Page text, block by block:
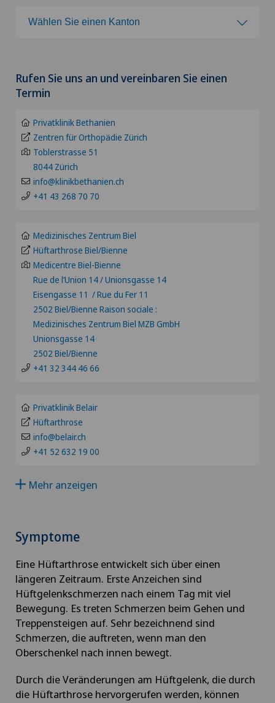
Akromioplastik
Akupunktur
Akutgeriatrie
Allergologie und Immunologie
Allgemeine Chirurgie
Allgemeine Innere Medizin
Alter G
Alterspsychiatrie
Alterssichtigkeit (Presbyopie)
Andrologie
Angiologie
Aortenchirurgie
Arthrose
Ästhetische Medizin
Augenchirurgie
Clinica Sant'Anna
Clinique Générale Ste-Anne
Hôpital de Moutier
Internationale Patienten
Privatklinik Belair
Privatklinik Bethanien
Privatklinik Lindberg
Privatklinik Obach
Privatklinik Siloah
Privatklinik Villa im Park
Spital Zofingen
Wählen Sie einen Kanton
ZH
BE
LU
AG
SH
BS
SO
FR
TI
GR
VS
NE
Rufen Sie uns an und vereinbaren Sie einen
Termin
Privatklinik Bethanien
Zentren für Orthopädie Zürich
Toblerstrasse 51
8044 Zürich
info@klinikbethanien.ch
+41 43 268 70 70
Medizinisches Zentrum Biel
Hüftarthrose Biel/Bienne
Medicentre Biel-Bienne
Rue de l’Union 14 / Unionsgasse 14
Eisengasse 11 / Rue du Fer 11
2502 Biel/Bienne Raison sociale :
Medizinisches Zentrum Biel MZB GmbH
Unionsgasse 14
2502 Biel/Bienne
+41 32 344 46 66
Privatklinik Belair
Hüftarthrose
info@belair.ch
+41 52 632 19 00
Mehr anzeigen
Symptome
Eine Hüftarthrose entwickelt sich über einen
längeren Zeitraum. Erste Anzeichen sind
Hüftgelenkschmerzen nach einem Tag mit viel
Bewegung. Es treten Schmerzen beim Gehen und
Treppensteigen auf. Sehr bezeichnend sind
Schmerzen, die auftreten, wenn man den
Oberschenkel nach innen bewegt.
Durch die Veränderungen am Hüftgelenk, die durch
die Hüftarthrose hervorgerufen werden, können